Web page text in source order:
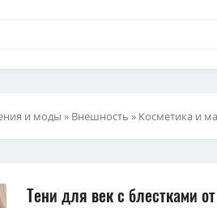
и моды » Внешность » Косметика и
Тени для век с блестками